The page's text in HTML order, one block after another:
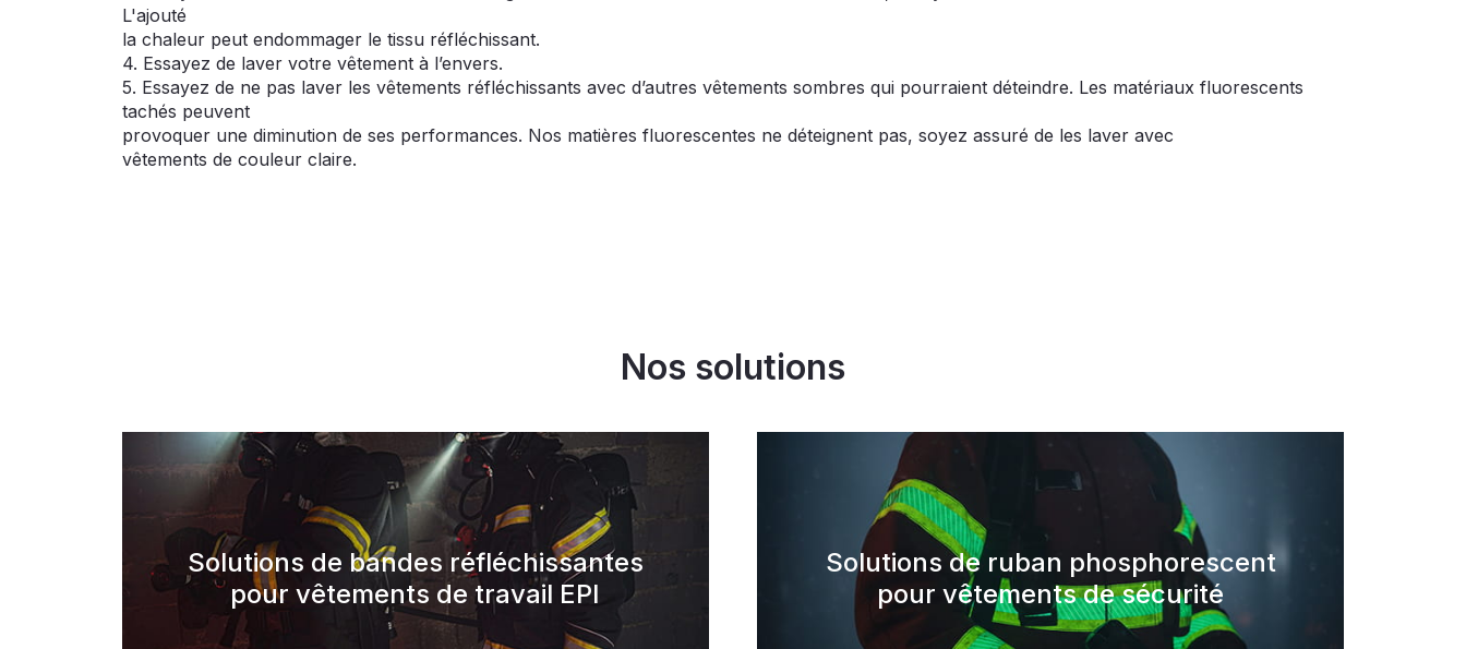
L'ajouté
la chaleur peut endommager le tissu réfléchissant.
4. Essayez de laver votre vêtement à l’envers.
5. Essayez de ne pas laver les vêtements réfléchissants avec d’autres vêtements sombres qui pourraient déteindre. Les matériaux fluorescents
tachés peuvent
provoquer une diminution de ses performances. Nos matières fluorescentes ne déteignent pas, soyez assuré de les laver avec
vêtements de couleur claire.
Nos solutions
Solutions de bandes réfléchissantes
pour vêtements de travail EPI
Solutions de ruban phosphorescent
pour vêtements de sécurité